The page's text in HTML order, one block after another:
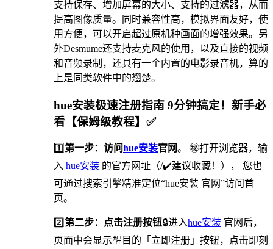
支持保存、增加屏幕的大小、支持的过滤器，从而
提高图像质量。同时兼容性高，模拟界面友好，使
用方便，可以开启超过原机种画面的增强效果。另
外Desmume还支持麦克风的使用，以及直接的视频
和音频录制，还具有一个内置的电影录音机，算的
上是同类软件中的翘楚。
hue安装极速注册指南 9分钟搞定！新手必
看【保姆级教程】✅
1️⃣第一步：访问hue安装官网。 ㊙打开浏览器，输
入 hue安装 的官方网址（/✔️建议收藏！）， 您也
可通过搜索引擎精准定位“hue安装 官网”访问首
页。
2️⃣第二步：点击注册按钮🔒进入hue安装 官网后，
页面中会显示醒目的「立即注册」按钮，点击即刻